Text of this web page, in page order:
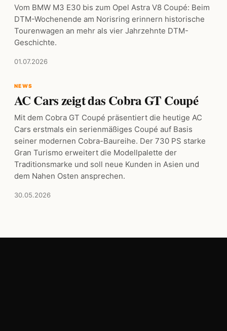
Vom BMW M3 E30 bis zum Opel Astra V8 Coupé: Beim
DTM-Wochenende am Norisring erinnern historische
Tourenwagen an mehr als vier Jahrzehnte DTM-
Geschichte.
01.07.2026
NEWS
AC Cars zeigt das Cobra GT Coupé
Mit dem Cobra GT Coupé präsentiert die heutige AC
Cars erstmals ein serienmäßiges Coupé auf Basis
seiner modernen Cobra-Baureihe. Der 730 PS starke
Gran Turismo erweitert die Modellpalette der
Traditionsmarke und soll neue Kunden in Asien und
dem Nahen Osten ansprechen.
30.05.2026